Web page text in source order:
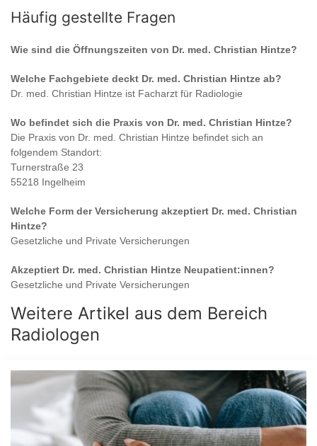
Häufig gestellte Fragen
Wie sind die Öffnungszeiten von Dr. med. Christian Hintze?
Welche Fachgebiete deckt Dr. med. Christian Hintze ab?
Dr. med. Christian Hintze ist Facharzt für Radiologie
Wo befindet sich die Praxis von Dr. med. Christian Hintze?
Die Praxis von Dr. med. Christian Hintze befindet sich an
folgendem Standort:
Turnerstraße 23
55218 Ingelheim
Welche Form der Versicherung akzeptiert Dr. med. Christian
Hintze?
Gesetzliche und Private Versicherungen
Akzeptiert Dr. med. Christian Hintze Neupatient:innen?
Gesetzliche und Private Versicherungen
Weitere Artikel aus dem Bereich
Radiologen